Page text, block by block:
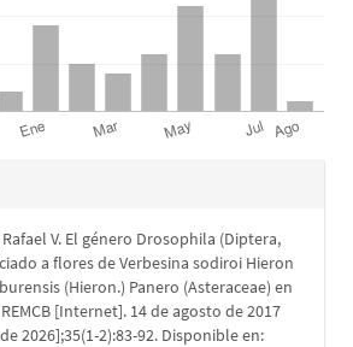
V. El género Drosophila (Diptera,
a flores de Verbesina sodiroi Hieron
(Hieron.) Panero (Asteraceae) en
[Internet]. 14 de agosto de 2017
2026];35(1-2):83-92. Disponible en: